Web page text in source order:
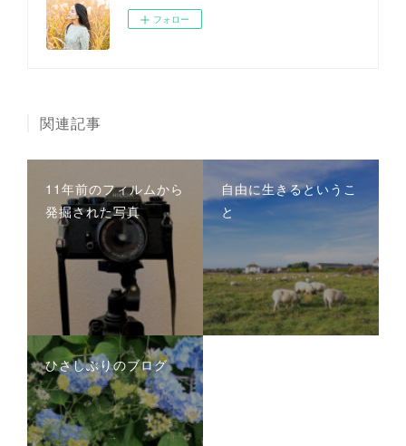
フォロー
関連記事
11年前のフィルムから
発掘された写真
自由に生きるというこ
と
ひさしぶりのブログ